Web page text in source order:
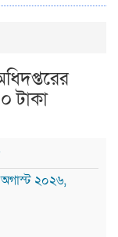
টাকা
২০২৬,